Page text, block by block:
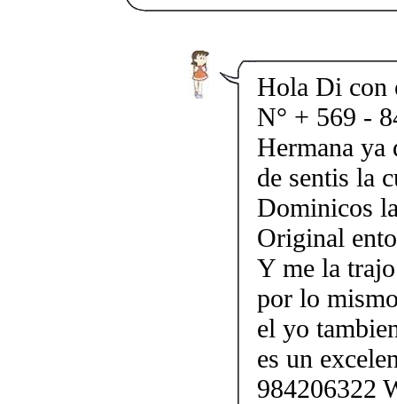
Hola Di con
N° + 569 -
Hermana ya
de sentis la
Dominicos
Original
Y me la
por lo
el yo
es un
984206322